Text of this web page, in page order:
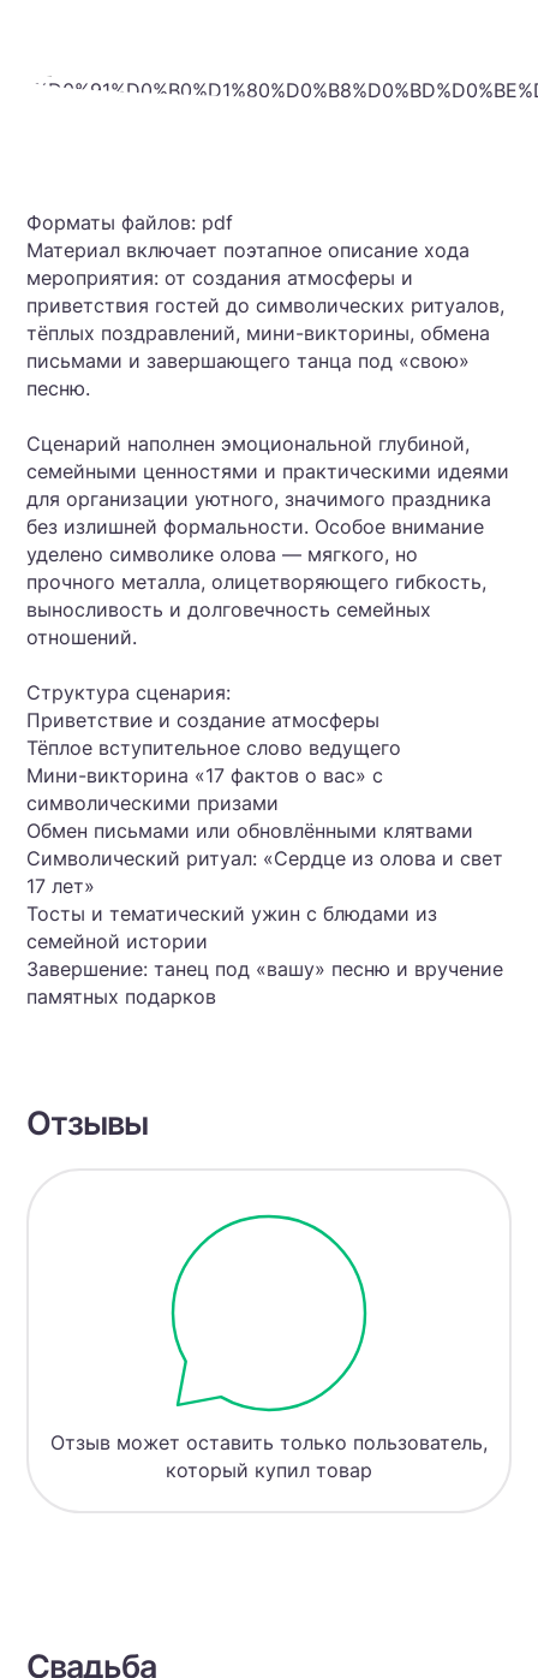
Форматы файлов: pdf
Материал включает поэтапное описание хода
мероприятия: от создания атмосферы и
приветствия гостей до символических ритуалов,
тёплых поздравлений, мини-викторины, обмена
письмами и завершающего танца под «свою»
песню.
Сценарий наполнен эмоциональной глубиной,
семейными ценностями и практическими идеями
для организации уютного, значимого праздника
без излишней формальности. Особое внимание
уделено символике олова — мягкого, но
прочного металла, олицетворяющего гибкость,
выносливость и долговечность семейных
отношений.
Структура сценария:
Приветствие и создание атмосферы
Тёплое вступительное слово ведущего
Мини-викторина «17 фактов о вас» с
символическими призами
Обмен письмами или обновлёнными клятвами
Символический ритуал: «Сердце из олова и свет
17 лет»
Тосты и тематический ужин с блюдами из
семейной истории
Завершение: танец под «вашу» песню и вручение
памятных подарков
Отзывы
Отзыв может оставить только пользователь,
который купил товар
Свадьба